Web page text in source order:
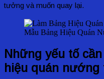
tưởng và muốn quay lại.
Mẫu Bảng Hiệu Quán
Những yếu tố
hiệu quán nướng